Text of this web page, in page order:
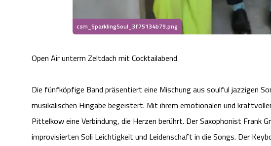
csm_SparklingSoul_3f75134b79.png
Open Air unterm Zeltdach mit Cocktailabend
Die fünfköpfige Band präsentiert eine Mischung aus soulful jazzigen
musikalischen Hingabe begeistert. Mit ihrem emotionalen und
Pittelkow eine Verbindung, die Herzen berührt. Der Saxophonist Frank
improvisierten Soli Leichtigkeit und Leidenschaft in die Songs. Der